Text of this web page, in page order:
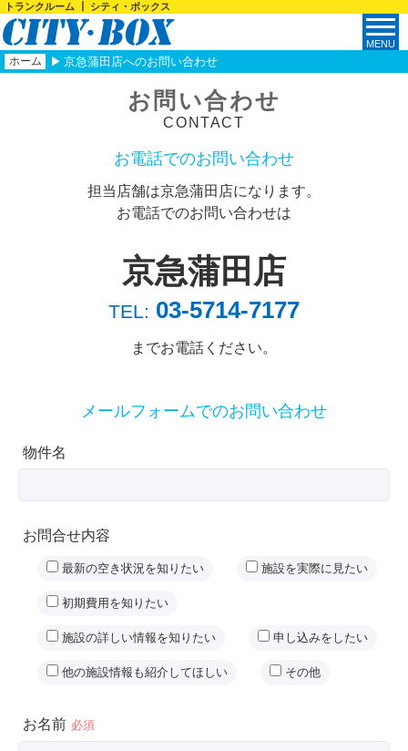
トランクルーム ┃ シティ・ボックス
ホーム 京急蒲田店へのお問い合わせ
お問い合わせ
CONTACT
お電話でのお問い合わせ
担当店舗は京急蒲田店になります。
お電話でのお問い合わせは
京急蒲田店
TEL: 03-5714-7177
までお電話ください。
メールフォームでのお問い合わせ
物件名
お問合せ内容
最新の空き状況を知りたい 施設を実際に見たい
初期費用を知りたい
施設の詳しい情報を知りたい 申し込みをしたい
他の施設情報も紹介してほしい その他
お名前 必須